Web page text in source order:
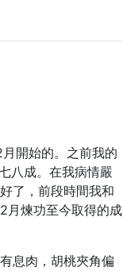
開始的。之前我的
八成。在我病情嚴
了，前段時間我和
月煉功至今取得的成
息肉，胡桃夾角偏